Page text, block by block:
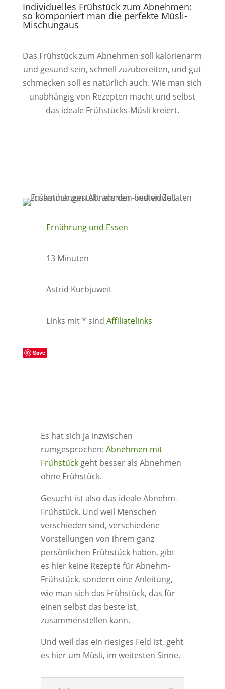
Individuelles Frühstück zum Abnehmen:
so komponiert man die perfekte Müsli-
Mischungaus
Das Frühstück zum Abnehmen soll kalorienarm
und gesund sein, schnell zuzubereiten, und gut
schmecken soll es natürlich auch. Wie man sich
unabhängig von Rezepten macht und selbst
das ideale Frühstücks-Müsli kreiert.
Ernährung und Essen
13 Minuten
Astrid Kurbjuweit
Links mit * sind Affiliatelinks
Save
Es hat sich ja inzwischen
rumgesprochen: Abnehmen mit
Frühstückgeht besser als Abnehmen
ohne Frühstück.
Gesucht ist also das ideale Abnehm-
Frühstück. Und weil Menschen
verschieden sind, verschiedene
Vorstellungen von ihrem ganz
persönlichen Frühstück haben, gibt
es hier keine Rezepte für Abnehm-
Frühstück, sondern eine Anleitung,
wie man sich das Frühstück, das für
einen selbst das beste ist,
zusammenstellen kann.
Und weil das ein riesiges Feld ist, geht
es hier um Müsli, im weitesten Sinne.